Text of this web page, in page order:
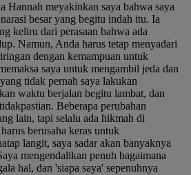
Hannah meyakinkan saya bahwa saya
besar yang begitu indah itu. Ia
keliru dari perasaan bahwa ada
Namun, Anda harus tetap menyadari
dengan kemampuan untuk
saya untuk mengambil jeda dan
tidak pernah saya lakukan
waktu berjalan begitu lambat, dan
Beberapa perubahan
lain, tapi selalu ada hikmah di
berusaha keras untuk
langit, saya sadar akan banyaknya
mengendalikan penuh bagaimana
hal, dan 'siapa saya' sepenuhnya